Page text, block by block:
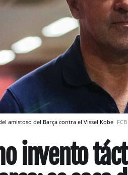
amistoso del Barça contra el Vissel Kobe FCB
invento